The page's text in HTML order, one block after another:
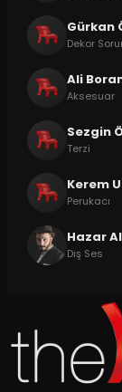
Gürkan
Dekor
Ali
Aksesuar
Sezgin
Terzi
Kerem
Perukacı
Hazar
Dış Ses